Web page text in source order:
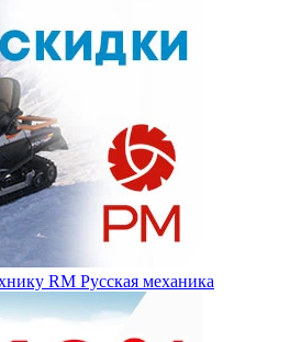
RM Русская механика